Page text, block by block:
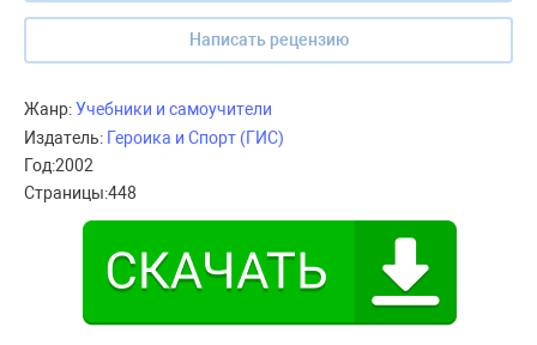
Написать рецензию
Жанр:Учебники и самоучители
Издатель: Героика и Спорт (ГИС)
Год:2002
Страницы:448